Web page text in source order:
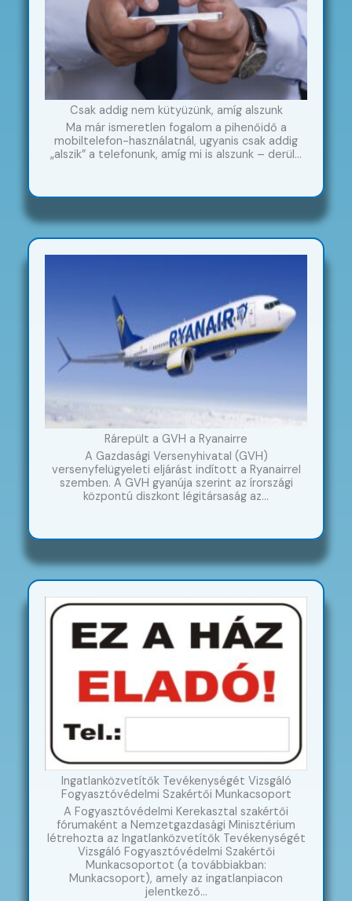
Csak addig nem kütyüzünk, amíg alszunk
Ma már ismeretlen fogalom a pihenőidő a
mobiltelefon-használatnál, ugyanis csak addig
„alszik” a telefonunk, amíg mi is alszunk – derül…
Rárepült a GVH a Ryanairre
A Gazdasági Versenyhivatal (GVH)
versenyfelügyeleti eljárást indított a Ryanairrel
szemben. A GVH gyanúja szerint az írországi
központú diszkont légitársaság az…
Ingatlanközvetítők Tevékenységét Vizsgáló
Fogyasztóvédelmi Szakértői Munkacsoport
A Fogyasztóvédelmi Kerekasztal szakértői
fórumaként a Nemzetgazdasági Minisztérium
létrehozta az Ingatlanközvetítők Tevékenységét
Vizsgáló Fogyasztóvédelmi Szakértői
Munkacsoportot (a továbbiakban:
Munkacsoport), amely az ingatlanpiacon
jelentkező…